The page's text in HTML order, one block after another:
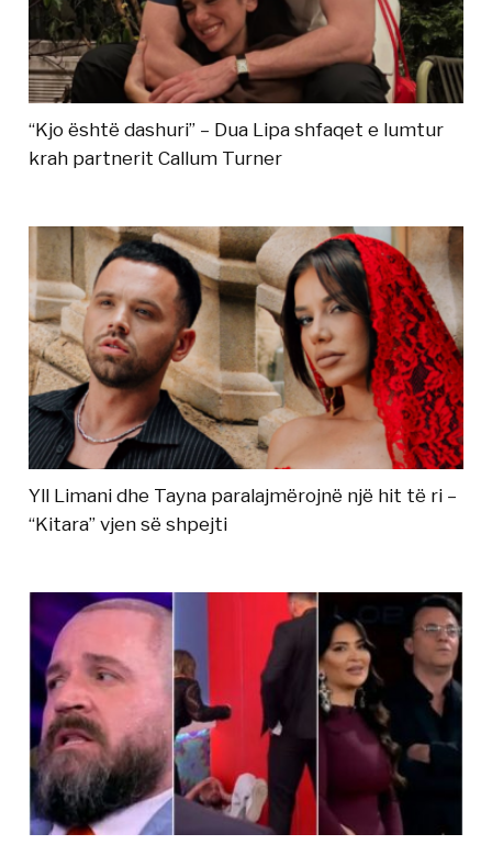
“Kjo është dashuri” – Dua Lipa shfaqet e lumtur
krah partnerit Callum Turner
Yll Limani dhe Tayna paralajmërojnë një hit të ri –
“Kitara” vjen së shpejti